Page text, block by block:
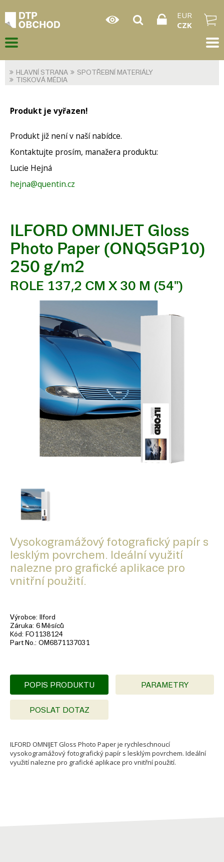
EUR
CZK
HLAVNÍ STRANA
SPOTŘEBNÍ MATERIÁLY
TISKOVÁ MÉDIA
Produkt je vyřazen!
Produkt již není v naší nabídce.
Kontaktujte prosím, manažera produktu:
Lucie Hejná
hejna@quentin.cz
ILFORD OMNIJET Gloss
Photo Paper (ONQ5GP10)
250 g/m2
ROLE 137,2 CM X 30 M (54")
Vysokogramážový fotografický papír s
lesklým povrchem. Ideální využití
nalezne pro grafické aplikace pro
vnitřní použití.
Výrobce
Ilford
Záruka 6 Měsíců
Kód
FO1138124
Part No. OM6871137031
POPIS PRODUKTU PARAMETRY
POSLAT DOTAZ
ILFORD OMNIJET Gloss Photo Paper je rychleschnoucí
vysokogramážový fotografický papír s lesklým povrchem. Ideální
využití nalezne pro grafické aplikace pro vnitřní použití.